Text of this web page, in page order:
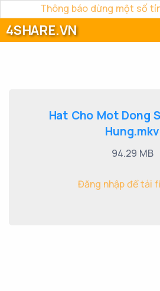
Thông báo dừng một số
4SHARE.VN
Hat Cho Mot Dong
Hung.mkv
94.29 MB
Đăng nhập để tải